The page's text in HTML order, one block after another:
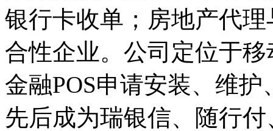
银行卡收单；房地产代
合性企业。公司定位于
金融POS申请安装、维
先后成为瑞银信、随行